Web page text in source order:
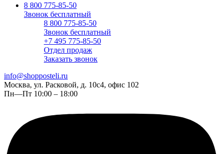
8 800 775-85-50
Звонок бесплатный
8 800 775-85-50
Звонок бесплатный
+7 495 775-85-50
Отдел продаж
Заказать звонок
info@shopposteli.ru
Москва, ул. Расковой, д. 10с4, офис 102
Пн—Пт 10:00 – 18:00